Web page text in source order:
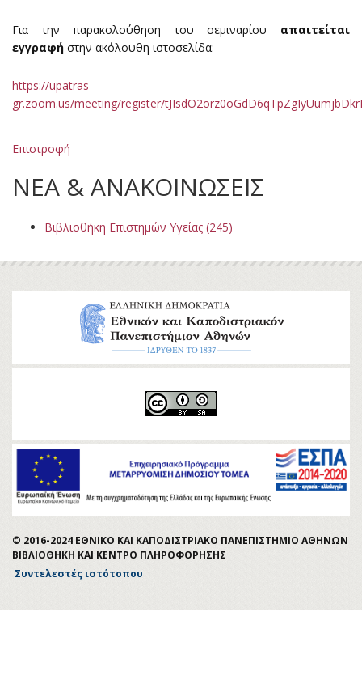
Για την παρακολούθηση του σεμιναρίου απαιτείται
εγγραφή στην ακόλουθη ιστοσελίδα:
https://upatras-
gr.zoom.us/meeting/register/
Επιστροφή
ΝΕΑ & ΑΝΑΚΟΙΝΩΣΕΙΣ
Βιβλιοθήκη Επιστημών Υγείας (245)
© 2016-2024 ΕΘΝΙΚΟ ΚΑΙ ΚΑΠΟΔΙΣΤΡΙΑΚΟ ΠΑΝΕΠΙΣΤΗΜΙΟ ΑΘΗΝΩΝ
ΒΙΒΛΙΟΘΗΚΗ ΚΑΙ ΚΕΝΤΡΟ ΠΛΗΡΟΦΟΡΗΣΗΣ
Συντελεστές ιστότοπου